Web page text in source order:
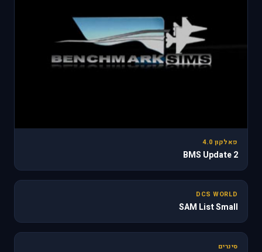
פאלקון 4.0
BMS Update 2
31
DCS WORLD
SAM List Small
🔥 610
סינרים